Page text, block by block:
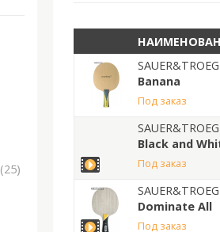
(25)
Banana
под заказ
Black and
под заказ
Dominate All
под заказ